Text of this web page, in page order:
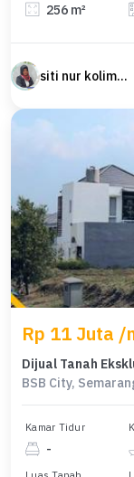
256 m²
siti nur kolimah
Rp 11 Juta /
Dijual Tanah
BSB City,
Kamar Tidur
-